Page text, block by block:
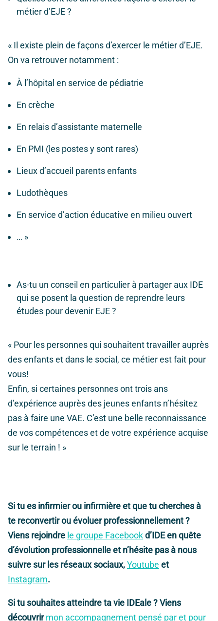
métier d’EJE ?
« Il existe plein de façons d’exercer le métier d’EJE.
On va retrouver notamment :
À l’hôpital en service de pédiatrie
En crèche
En relais d’assistante maternelle
En PMI (les postes y sont rares)
Lieux d’accueil parents enfants
Ludothèques
En service d’action éducative en milieu ouvert
… »
As-tu un conseil en particulier à partager aux IDE
qui se posent la question de reprendre leurs
études pour devenir EJE ?
« Pour les personnes qui souhaitent travailler auprès
des enfants et dans le social, ce métier est fait pour
vous!
Enfin, si certaines personnes ont trois ans
d’expérience auprès des jeunes enfants n’hésitez
pas à faire une VAE. C’est une belle reconnaissance
de vos compétences et de votre expérience acquise
sur le terrain ! »
Si tu es infirmier ou infirmière et que tu cherches à
te reconvertir ou évoluer professionnellement ?
Viens rejoindre le groupe Facebookd’IDE en quête
d’évolution professionnelle et n’hésite pas à nous
suivre sur les réseaux sociaux,Youtube et
Instagram.
Si tu souhaites atteindre ta vie IDEale ? Viens
découvrirmon accompagnement pensé par et pour